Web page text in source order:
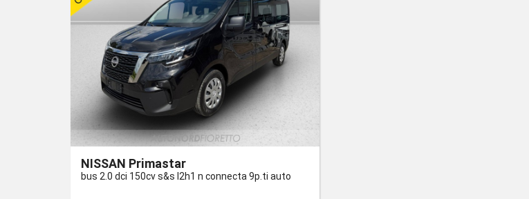
NISSAN Primastar
bus 2.0 dci 150cv s&s l2h1 n connecta 9p.ti auto